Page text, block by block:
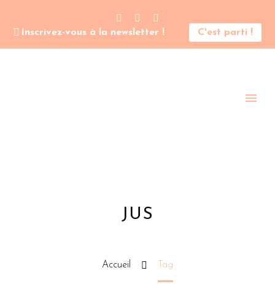
Inscrivez-vous à la newsletter ! C'est parti !
JUS
Accueil Tag